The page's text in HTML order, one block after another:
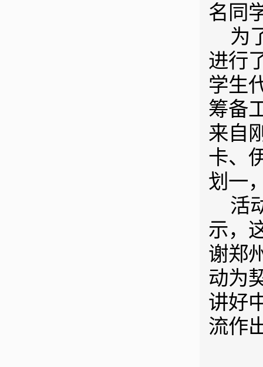
名同
为
进行
学生
筹备
来自
卡、
划一
活
示，
谢郑
动为
讲好
流作